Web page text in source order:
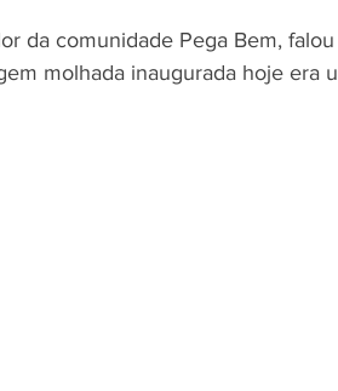
da comunidade Pega Bem,
molhada inaugurada hoje era